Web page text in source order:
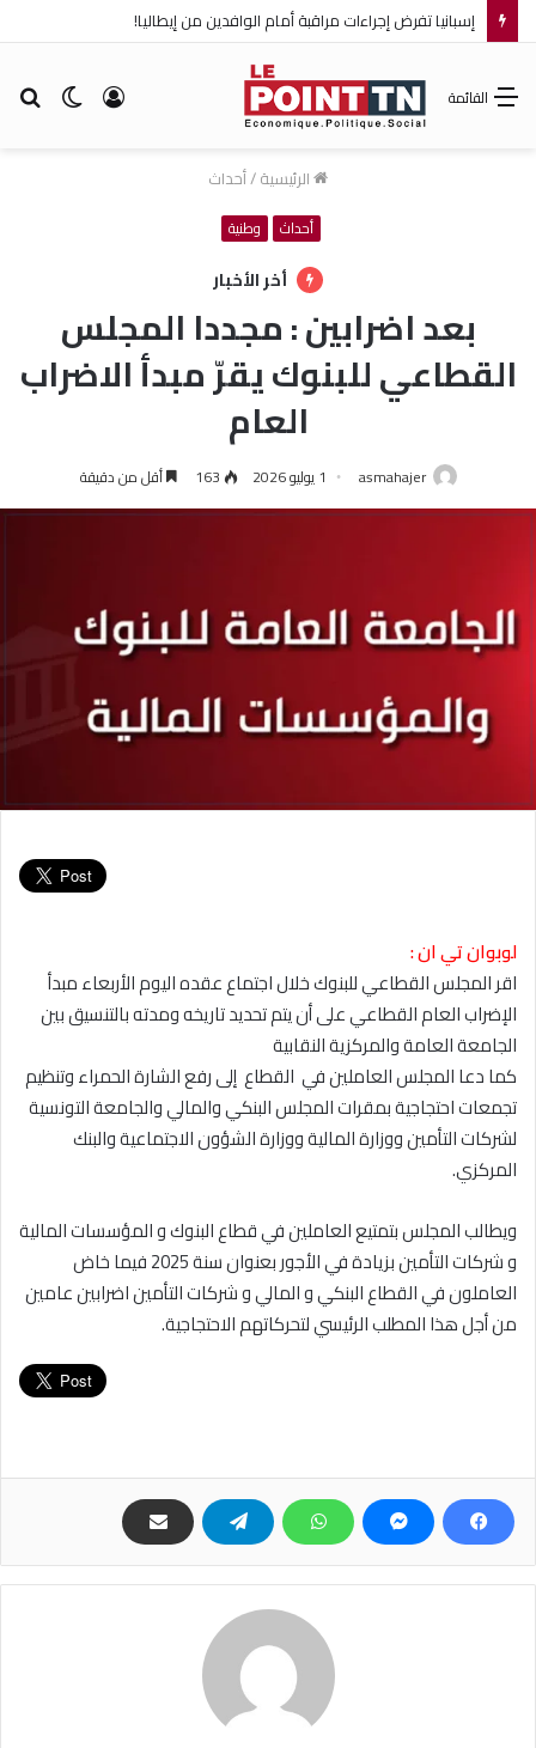
إسبانيا تفرض إجراءات مراقبة أمام الوافدين من إيطاليا!
الوضع تسجيل
القائمة
الرئيسية/أحداث
أحداث وطنية
أخر الأخبار
بعد اضرابين : مجددا المجلس
القطاعي للبنوك يقرّ مبدأ الاضراب
العام
asmahajer 1 يوليو 2026 163 أقل من دقيقة
لوبوان تي ان :
اقر المجلس القطاعي للبنوك خلال اجتماع عقده اليوم الأربعاء مبدأ
الإضراب العام القطاعي على أن يتم تحديد تاريخه ومدته بالتنسيق بين
الجامعة العامة والمركزية النقابية
كما دعا المجلس العاملين في القطاع إلى رفع الشارة الحمراء وتنظيم
تجمعات احتجاجية بمقرات المجلس البنكي والمالي والجامعة التونسية
لشركات التأمين ووزارة المالية ووزارة الشؤون الاجتماعية والبنك
المركزي.
ويطالب المجلس بتمتيع العاملين في قطاع البنوك و المؤسسات المالية
و شركات التأمين بزيادة في الأجور بعنوان سنة 2025 فيما خاض
العاملون في القطاع البنكي و المالي و شركات التأمين اضرابين عامين
من أجل هذا المطلب الرئيسي لتحركاتهم الاحتجاجية.